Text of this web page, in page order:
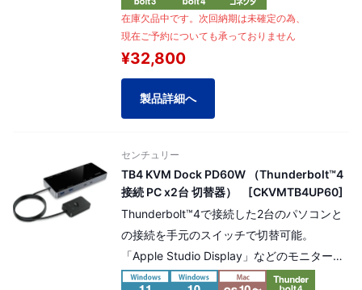
高放熱アルミボディ採用。
5GbE / 2.5GbE / 1GbE、100MbE での オー
トネゴシエーション機能も搭載。
在庫欠品中です。次回納期は未確定の為、
現在ご予約についても承っておりません
¥32,800
製品詳細へ
センチュリー
TB4 KVM Dock PD60W （Thunderbolt™4
接続 PC x2台 切替器） [CKVMTB4UP60]
Thunderbolt™4で接続した2台のパソコンと
の接続を手元のスイッチで切替可能。
「Apple Studio Display」などのモニターも
含めて、各種デバイスを2台のPC間で共有で